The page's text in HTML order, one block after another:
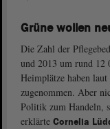
Grüne wollen
Die Zahl der
und 2013 um rund 12
Heimplätze haben
zugenommen. Aber
Politik zum Handeln,
erklärte Cornelia